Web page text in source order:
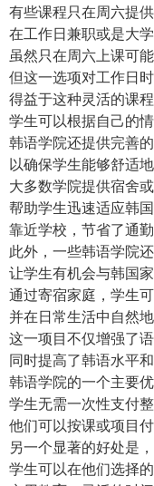
有些课程只在周六提
在工作日兼职或是大
虽然只在周六上课可
但这一选项对工作日
得益于这种灵活的课
学生可以根据自己的
韩语学院还提供完善
以确保学生能够舒适地
大多数学院提供宿舍
帮助学生迅速适应韩
靠近学校，节省了通
此外，一些韩语学院
让学生有机会与韩国
通过寄宿家庭，学生
并在日常生活中自然地
这一项目不仅增强了
同时提高了韩语水平
韩语学院的一个主要优
学生无需一次性支付
他们可以按课或项目
另一个显著的好处是，
学生可以在他们选择